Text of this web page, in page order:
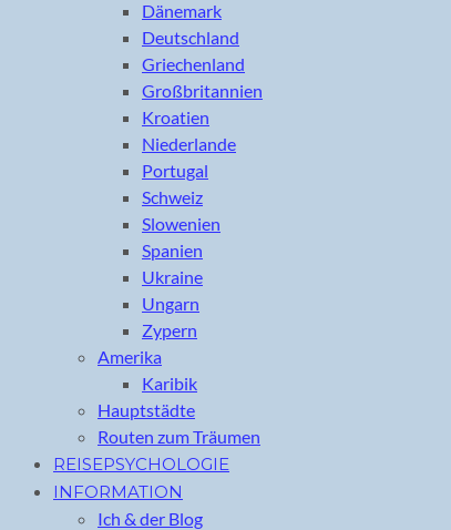
Dänemark
Deutschland
Griechenland
Großbritannien
Kroatien
Niederlande
Portugal
Schweiz
Slowenien
Spanien
Ukraine
Ungarn
Zypern
Amerika
Karibik
Hauptstädte
Routen zum Träumen
REISEPSYCHOLOGIE
INFORMATION
Ich & der Blog